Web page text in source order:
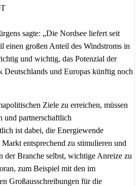
sagte: „Die Nordsee liefert seit
einen großen Anteil des Windstroms in
und wichtig, das Potenzial der
Deutschlands und Europas künftig noch
Ziele zu erreichen, müssen
und partnerschaftlich
ist dabei, die Energiewende
entsprechend zu stimulieren und
Branche selbst, wichtige Anreize zu
zum Beispiel mit den im
Großausschreibungen für die